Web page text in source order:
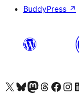
BuddyPress ↗
আমাৰ X (আগৰ Twitter) একাউণ্টলৈ যাওকআমাৰ Bluesky একাউণ্টলৈ যাওকআমাৰ Mastodon একাউণ্টলৈ যাওকআমাৰ Threads একাউণ্টলৈ যাওকআমাৰ Facebook পৃষ্ঠালৈ যাওক
আমাৰ Instagram